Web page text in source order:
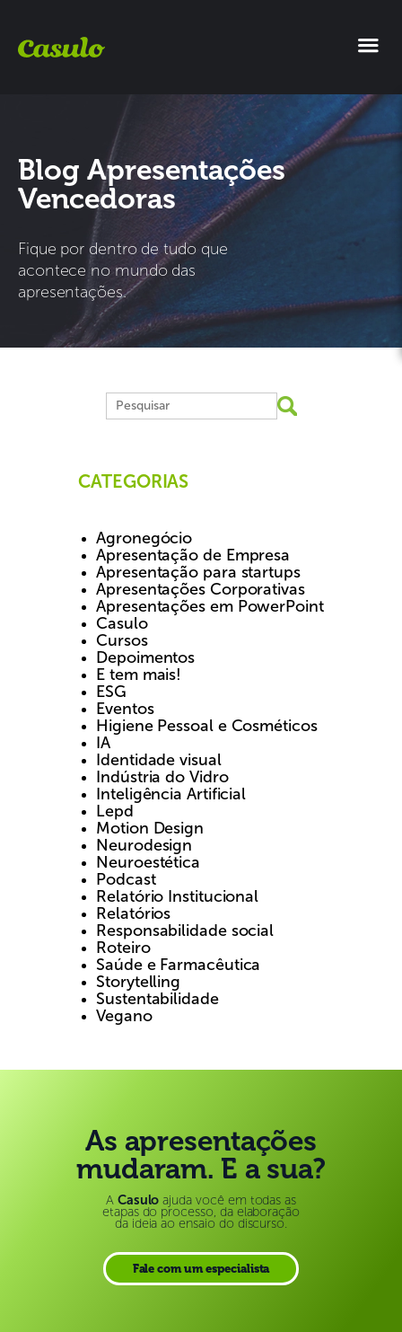
Blog Apresentações
Vencedoras
Fique por dentro de tudo que
acontece no mundo das
apresentações.
CATEGORIAS
Agronegócio
Apresentação de Empresa
Apresentação para startups
Apresentações Corporativas
Apresentações em PowerPoint
Casulo
Cursos
Depoimentos
E tem mais!
ESG
Eventos
Higiene Pessoal e Cosméticos
IA
Identidade visual
Indústria do Vidro
Inteligência Artificial
Lepd
Motion Design
Neurodesign
Neuroestética
Podcast
Relatório Institucional
Relatórios
Responsabilidade social
Roteiro
Saúde e Farmacêutica
Storytelling
Sustentabilidade
Vegano
As apresentações
mudaram. E a sua?
A Casulo ajuda você em todas as
etapas do processo, da elaboração
da ideia ao ensaio do discurso.
Fale com um especialista